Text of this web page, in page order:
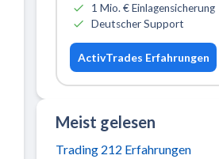
1 Mio. € Einlagensicherung
Deutscher Support
ActivTrades Erfahrungen
Meist gelesen
Trading 212 Erfahrungen